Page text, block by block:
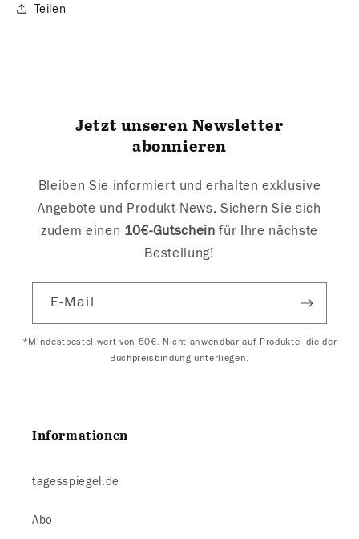
Teilen
Jetzt unseren Newsletter
abonnieren
Bleiben Sie informiert und erhalten exklusive
Angebote und Produkt-News. Sichern Sie sich
zudem einen 10€-Gutschein für Ihre nächste
Bestellung!
E-Mail
*Mindestbestellwert von 50€. Nicht anwendbar auf Produkte, die der
Buchpreisbindung unterliegen.
Informationen
tagesspiegel.de
Abo